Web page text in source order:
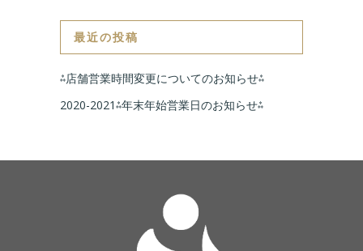
最近の投稿
⁂店舗営業時間変更についてのお知らせ⁂
2020-2021⁂年末年始営業日のお知らせ⁂